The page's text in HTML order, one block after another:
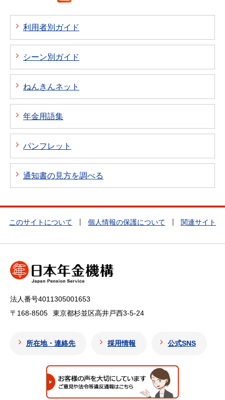
利用者別ガイド
シーン別ガイド
ねんきんネット
年金用語集
パンフレット
通知書の見方を調べる
このサイトについて 個人情報の保護について 関連サイト
法人番号4011305001653
〒168-8505
東京都杉並区高井戸西3-5-24
所在地・連絡先 採用情報 公式SNS